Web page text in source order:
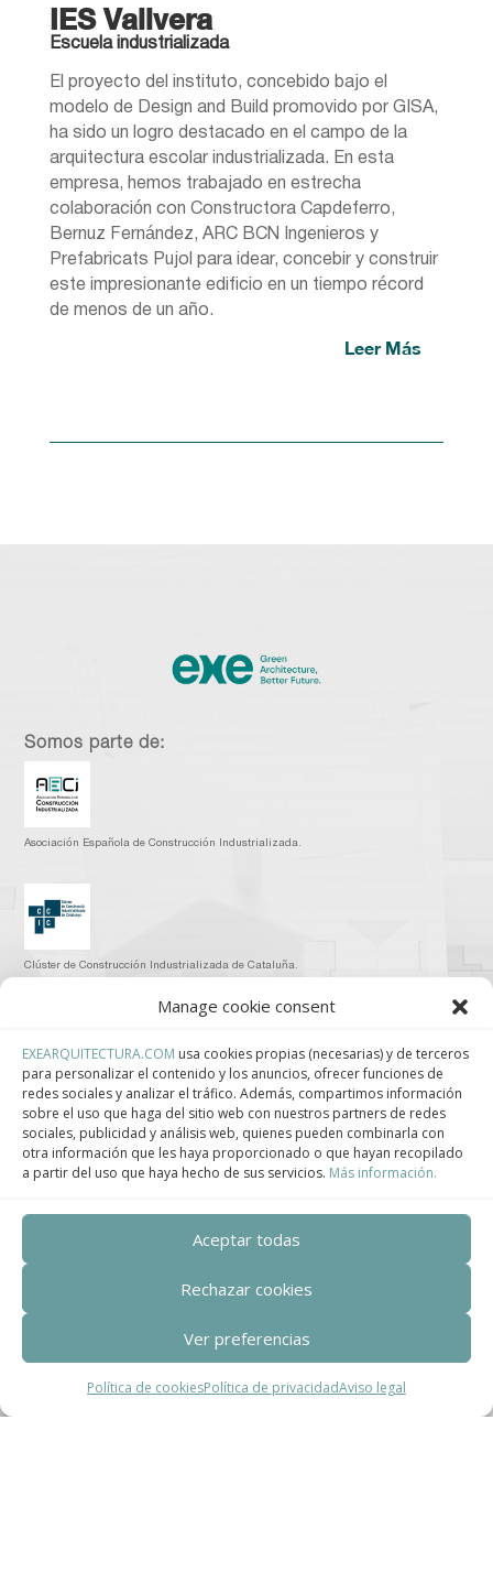
Manage cookie consent
EXEARQUITECTURA.COM usa cookies propias (necesarias) y de terceros
para personalizar el contenido y los anuncios, ofrecer funciones de
redes sociales y analizar el tráfico. Además, compartimos información
sobre el uso que haga del sitio web con nuestros partners de redes
sociales, publicidad y análisis web, quienes pueden combinarla con
otra información que les haya proporcionado o que hayan recopilado
a partir del uso que haya hecho de sus servicios. Más información.
Aceptar todas
Rechazar cookies
Ver preferencias
Política de cookiesPolítica de privacidadAviso legal
IES Vallvera
Escuela industrializada
El proyecto del instituto, concebido bajo el
modelo de Design and Build promovido por GISA,
ha sido un logro destacado en el campo de la
arquitectura escolar industrializada. En esta
empresa, hemos trabajado en estrecha
colaboración con Constructora Capdeferro,
Bernuz Fernández, ARC BCN Ingenieros y
Prefabricats Pujol para idear, concebir y construir
este impresionante edificio en un tiempo récord
de menos de un año.
Leer Más
Somos parte de:
Asociación Española de Construcción Industrializada.
Clúster de Construcción Industrializada de Cataluña.
Centro de Innovación Tecnológica en Bioconstrucción y Paisajismo.
Contact
Correo electrónico